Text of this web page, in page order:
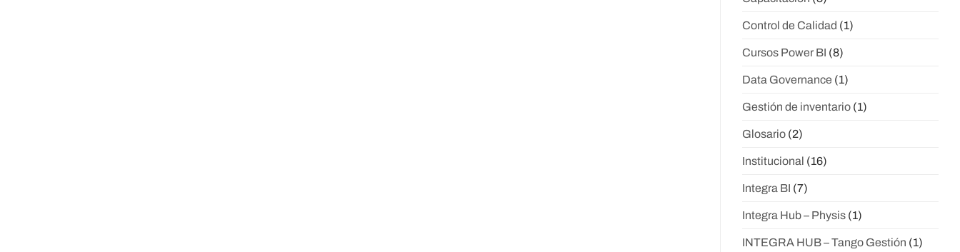
Control de Calidad (1)
Cursos Power BI (8)
Data Governance (1)
Gestión de inventario (1)
Glosario (2)
Institucional (16)
Integra BI (7)
Integra Hub – Physis (1)
INTEGRA HUB – Tango Gestión (1)